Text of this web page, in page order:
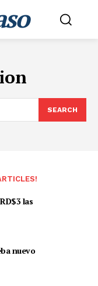
SEARCH
las
nuevo